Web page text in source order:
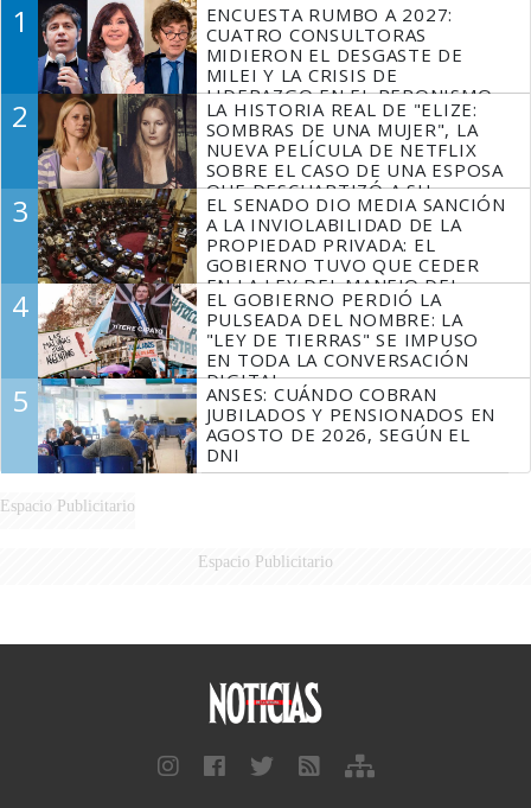
1
ENCUESTA RUMBO A 2027:
CUATRO CONSULTORAS
MIDIERON EL DESGASTE DE
MILEI Y LA CRISIS DE
LIDERAZGO EN EL PERONISMO
2
LA HISTORIA REAL DE "ELIZE:
SOMBRAS DE UNA MUJER", LA
NUEVA PELÍCULA DE NETFLIX
SOBRE EL CASO DE UNA ESPOSA
QUE DESCUARTIZÓ A SU
MARIDO
3
EL SENADO DIO MEDIA SANCIÓN
A LA INVIOLABILIDAD DE LA
PROPIEDAD PRIVADA: EL
GOBIERNO TUVO QUE CEDER
EN LA LEY DEL MANEJO DEL
FUEGO
4
EL GOBIERNO PERDIÓ LA
PULSEADA DEL NOMBRE: LA
"LEY DE TIERRAS" SE IMPUSO
EN TODA LA CONVERSACIÓN
DIGITAL
5
ANSES: CUÁNDO COBRAN
JUBILADOS Y PENSIONADOS EN
AGOSTO DE 2026, SEGÚN EL
DNI
Espacio Publicitario
Espacio Publicitario